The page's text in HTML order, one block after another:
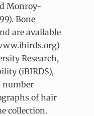
Monroy-
Bone
are available
Research,
(iBIRDS),
number
of hair
collection.